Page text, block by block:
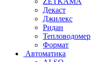
Декаст
Джилекс
Ридан
Тепловодомер
Формат
Автоматика